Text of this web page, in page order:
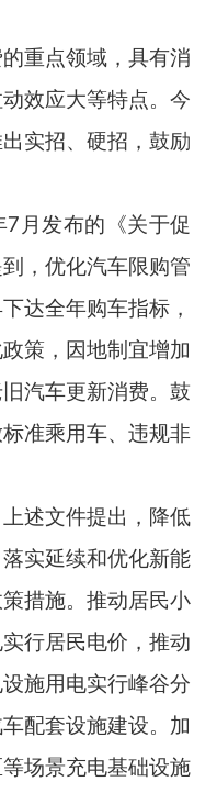
重点领域，具有消
效应大等特点。今
实招、硬招，鼓励
月发布的《关于促
，优化汽车限购管
达全年购车指标，
策，因地制宜增加
汽车更新消费。鼓
准乘用车、违规非
述文件提出，降低
实延续和优化新能
措施。推动居民小
行居民电价，推动
施用电实行峰谷分
配套设施建设。加
场景充电基础设施